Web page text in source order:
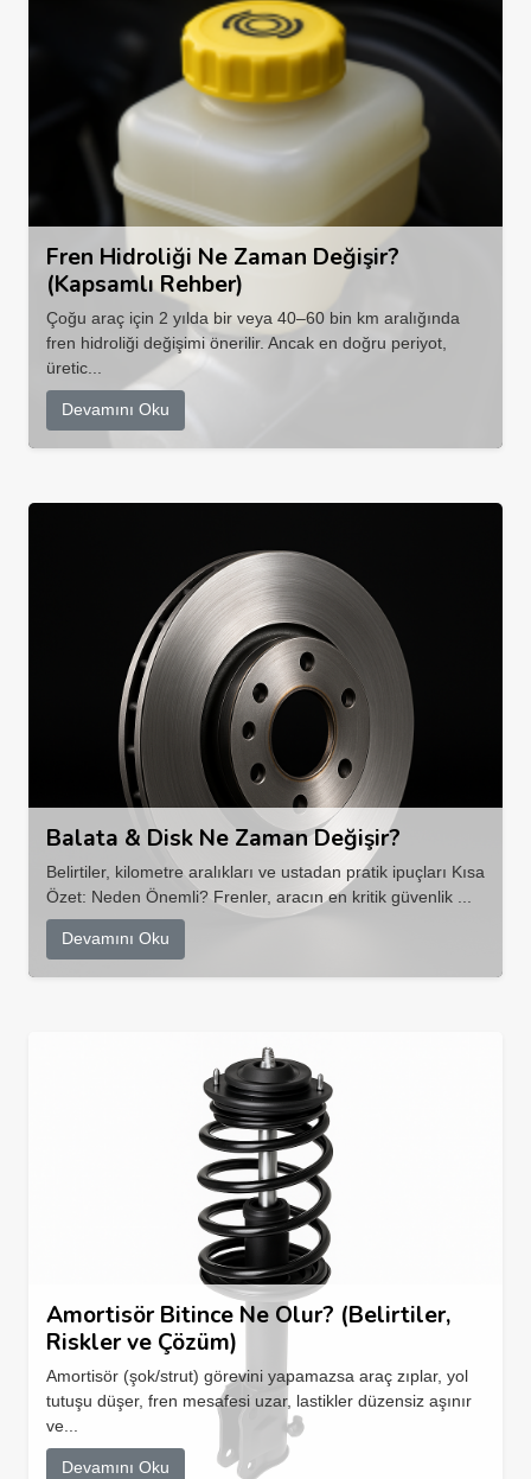
Fren Hidroliği Ne Zaman Değişir?
(Kapsamlı Rehber)
Çoğu araç için 2 yılda bir veya 40–60 bin km aralığında
fren hidroliği değişimi önerilir. Ancak en doğru periyot,
üretic...
Devamını Oku
Balata & Disk Ne Zaman Değişir?
Belirtiler, kilometre aralıkları ve ustadan pratik ipuçları Kısa
Özet: Neden Önemli? Frenler, aracın en kritik güvenlik ...
Devamını Oku
Amortisör Bitince Ne Olur? (Belirtiler,
Riskler ve Çözüm)
Amortisör (şok/strut) görevini yapamazsa araç zıplar, yol
tutuşu düşer, fren mesafesi uzar, lastikler düzensiz aşınır
ve...
Devamını Oku